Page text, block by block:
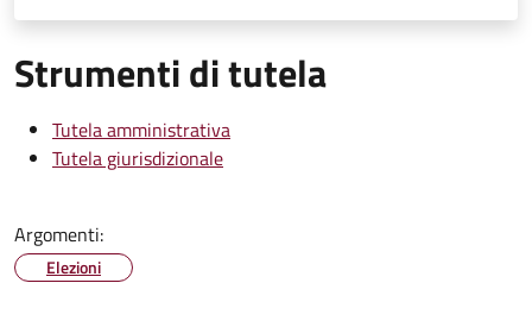
Strumenti di tutela
Tutela amministrativa
Tutela giurisdizionale
Argomenti:
Elezioni